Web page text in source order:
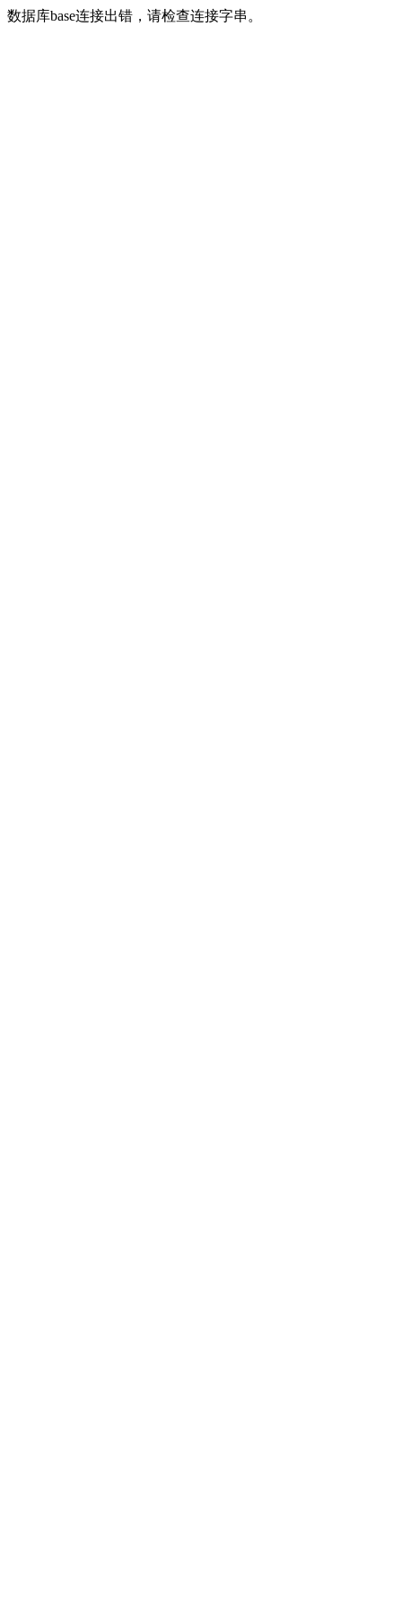
数据库base连接出错，请检查连接字串。